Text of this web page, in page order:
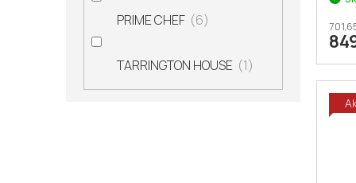
PRIME CHEF 6
TARRINGTON HOUSE 1